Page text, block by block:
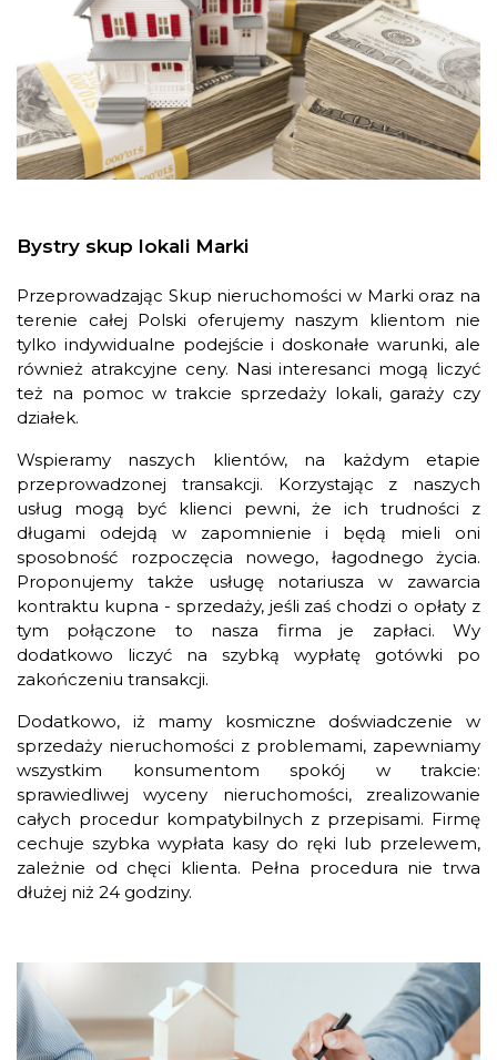
Bystry skup lokali Marki
Przeprowadzając Skup nieruchomości w Marki oraz na
terenie całej Polski oferujemy naszym klientom nie
tylko indywidualne podejście i doskonałe warunki, ale
również atrakcyjne ceny. Nasi interesanci mogą liczyć
też na pomoc w trakcie sprzedaży lokali, garaży czy
działek.
Wspieramy naszych klientów, na każdym etapie
przeprowadzonej transakcji. Korzystając z naszych
usług mogą być klienci pewni, że ich trudności z
długami odejdą w zapomnienie i będą mieli oni
sposobność rozpoczęcia nowego, łagodnego życia.
Proponujemy także usługę notariusza w zawarcia
kontraktu kupna - sprzedaży, jeśli zaś chodzi o opłaty z
tym połączone to nasza firma je zapłaci. Wy
dodatkowo liczyć na szybką wypłatę gotówki po
zakończeniu transakcji.
Dodatkowo, iż mamy kosmiczne doświadczenie w
sprzedaży nieruchomości z problemami, zapewniamy
wszystkim konsumentom spokój w trakcie:
sprawiedliwej wyceny nieruchomości, zrealizowanie
całych procedur kompatybilnych z przepisami. Firmę
cechuje szybka wypłata kasy do ręki lub przelewem,
zależnie od chęci klienta. Pełna procedura nie trwa
dłużej niż 24 godziny.